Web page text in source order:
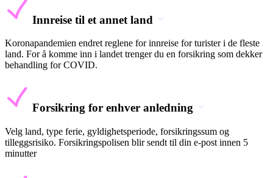
Innreise til et annet land
Koronapandemien endret reglene for innreise for turister i de fleste
land. For å komme inn i landet trenger du en forsikring som dekker
behandling for COVID.
Forsikring for enhver anledning
Velg land, type ferie, gyldighetsperiode, forsikringssum og
tilleggsrisiko. Forsikringspolisen blir sendt til din e-post innen 5
minutter